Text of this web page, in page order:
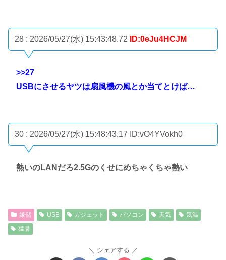
28 : 2026/05/27(水) 15:43:48.72 ID:0eJu4HCJM
>>27
USBにさせるヤツは扇風機の風とか当てとけば…
30 : 2026/05/27(水) 15:48:43.17 ID:vO4YVokh0
熱いのLANだろ2.5Gのくせにめちゃくちゃ熱い
嫌儲 USB ガジェット パソコン 天気
気温
猛暑
シェアする